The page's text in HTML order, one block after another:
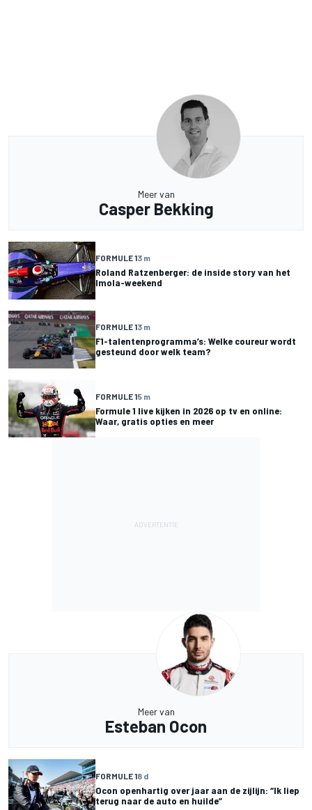
Meer van
Casper Bekking
FORMULE 13 m
Roland Ratzenberger: de inside story van het
Imola-weekend
FORMULE 13 m
F1-talentenprogramma’s: Welke coureur wordt
gesteund door welk team?
FORMULE 15 m
Formule 1 live kijken in 2026 op tv en online:
Waar, gratis opties en meer
Meer van
Esteban Ocon
FORMULE 18 d
Ocon openhartig over jaar aan de zijlijn: “Ik liep
terug naar de auto en huilde”